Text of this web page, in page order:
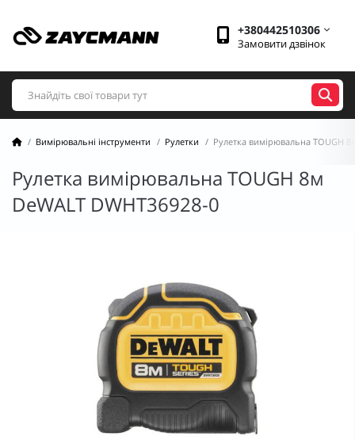
+380442510306
Замовити дзвінок
Вимірювальні інструменти Рулетки Рулетка вимірювальна TOUGH
Рулетка вимірювальна TOUGH 8м
DeWALT DWHT36928-0